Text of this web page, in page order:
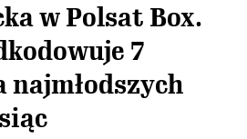
w Polsat Box.
7
najmłodszych